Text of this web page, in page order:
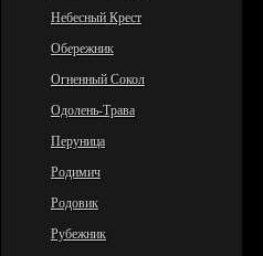
Небесный Крест
Обережник
Огненный Сокол
Одолень-Трава
Перуница
Родимич
Родовик
Рубежник